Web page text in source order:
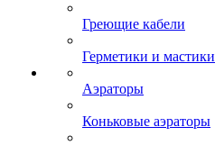
Греющие кабели
Герметики и мастики
Аэраторы
Коньковые аэраторы